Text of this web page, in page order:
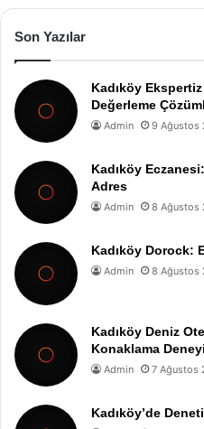
Son Yazılar
Kadıköy
Değerleme
Admin 9 Ağustos
Kadıköy
Adres
Admin 8 Ağustos
Kadıköy Dorock:
Admin 8 Ağustos
Kadıköy Deniz
Konaklama
Admin 7 Ağustos
Kadıköy’de